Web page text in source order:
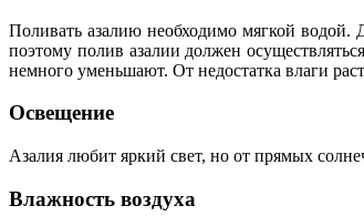
Поливать азалию необходимо мягкой водой.
поэтому полив азалии должен
немного уменьшают. От недостатка влаги
Освещение
Азалия любит яркий свет, но от прямых
Влажность воздуха